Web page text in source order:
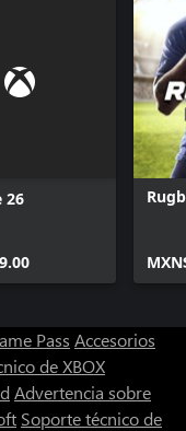
26
Pass Accesorios
de XBOX
Advertencia sobre
Soporte técnico de